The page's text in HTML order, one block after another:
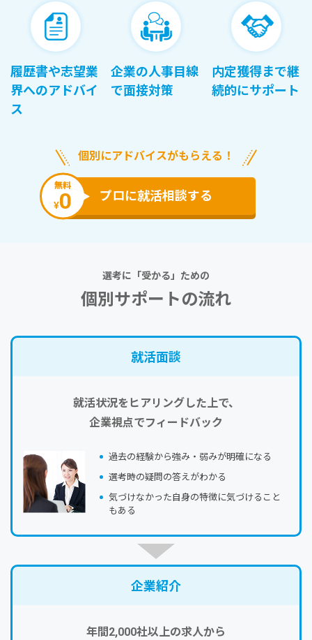
履歴書や志望業
界へのアドバイ
ス
企業の人事目線
で面接対策
内定獲得まで継
続的にサポート
個別にアドバイスがもらえる！
無料
¥0 プロに就活相談する
選考に「受かる」ための
個別サポートの流れ
就活⾯談
就活状況をヒアリングした上で、
企業視点でフィードバック
過去の経験から強み・弱みが明確になる
選考時の疑問の答えがわかる
気づけなかった自身の特徴に気づけること
もある
企業紹介
年間2,000社以上の求人から